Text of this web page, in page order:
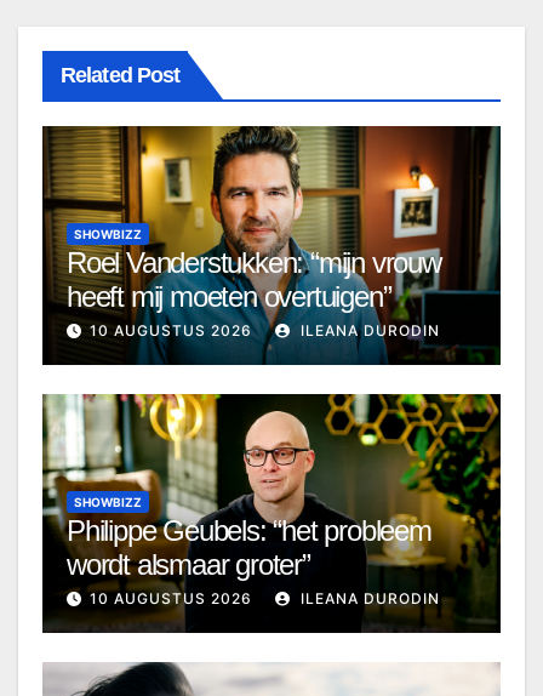
Related Post
SHOWBIZZ
Roel Vanderstukken: “mijn vrouw
heeft mij moeten overtuigen”
10 AUGUSTUS 2026 ILEANA DURODIN
SHOWBIZZ
Philippe Geubels: “het probleem
wordt alsmaar groter”
10 AUGUSTUS 2026 ILEANA DURODIN